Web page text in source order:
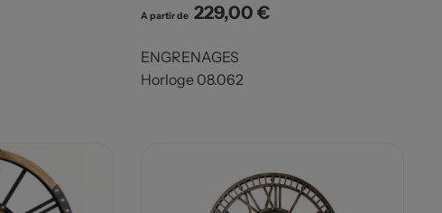
A partir de Prix
229,00 €
ENGRENAGES
Horloge 08.062